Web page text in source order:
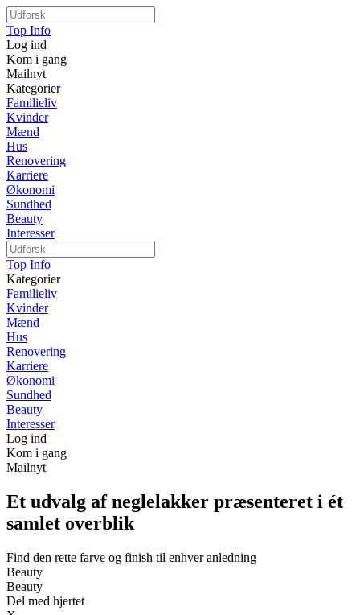
Top Info
Log ind
Kom i gang
Mailnyt
Kategorier
Familieliv
Kvinder
Mænd
Hus
Renovering
Karriere
Økonomi
Sundhed
Beauty
Interesser
Top Info
Kategorier
Familieliv
Kvinder
Mænd
Hus
Renovering
Karriere
Økonomi
Sundhed
Beauty
Interesser
Log ind
Kom i gang
Mailnyt
Et udvalg af neglelakker præsenteret i ét
samlet overblik
Find den rette farve og finish til enhver anledning
Beauty
Beauty
Del med hjertet